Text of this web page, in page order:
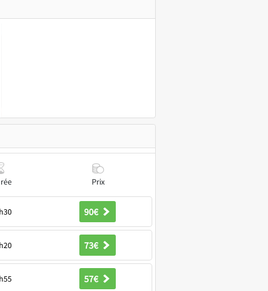
Prix
90€
73€
57€